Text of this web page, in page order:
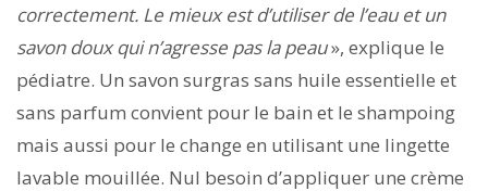
correctement. Le mieux est d’utiliser de l’eau et un
savon doux qui n’agresse pas la peau», explique le
pédiatre. Un savon surgras sans huile essentielle et
sans parfum convient pour le bain et le shampoing
mais aussi pour le change en utilisant une lingette
lavable mouillée. Nul besoin d’appliquer une crème